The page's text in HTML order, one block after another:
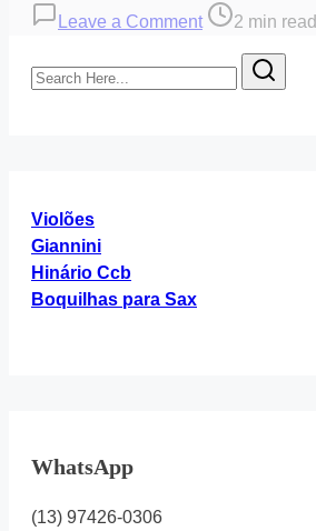
Leave a Comment on
Hino
4
Post
time
2 min read
Search
Here...
Violões
Giannini
Hinário Ccb
Boquilhas para Sax
WhatsApp
(13) 97426-0306